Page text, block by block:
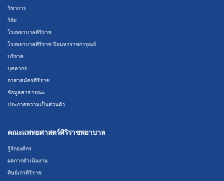
วิชาการ
วิจัย
โรงพยาบาลศิริราช
โรงพยาบาลศิริราช ปิยมหาราชการุณย์
บริจาค
บุคลากร
อาสาสมัครศิริราช
ข้อมูลสาธารณะ
ประกาศความเป็นส่วนตัว
คณะแพทยศาสตร์ศิริราชพยาบาล
รู้จักองค์กร
ผลการดำเนินงาน
ศิษย์เก่าศิริราช